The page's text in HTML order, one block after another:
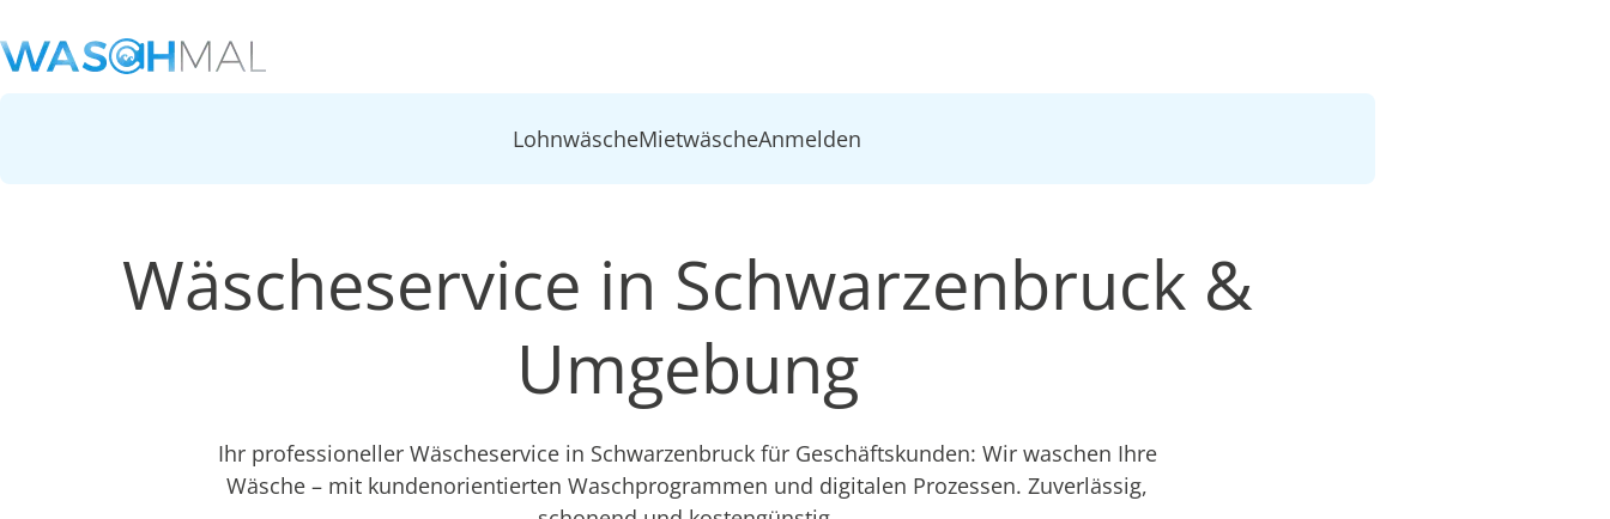
LohnwäscheMietwäscheAnmelden
Wäscheservice in Schwarzenbruck &
Umgebung
Ihr professioneller Wäscheservice in Schwarzenbruck für Geschäftskunden: Wir waschen Ihre
Wäsche – mit kundenorientierten Waschprogrammen und digitalen Prozessen. Zuverlässig,